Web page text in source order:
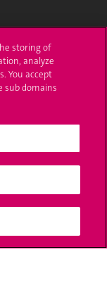
storing of
analyze
You accept
sub domains